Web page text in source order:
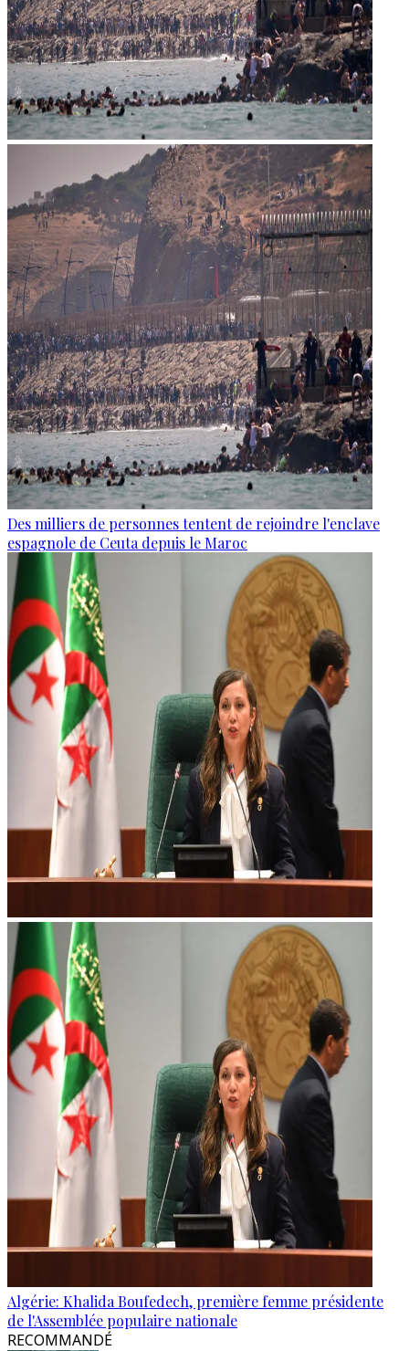
Des milliers de personnes tentent de rejoindre l'enclave
espagnole de Ceuta depuis le Maroc
Algérie: Khalida Boufedech, première femme présidente
de l'Assemblée populaire nationale
RECOMMANDÉ